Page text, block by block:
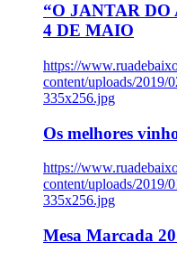
“O JANTAR DO
4 DE MAIO
https://
content/uploads/2019/
335x256.jpg
Os melhores
https://
content/uploads/2019/
335x256.jpg
Mesa Marcada